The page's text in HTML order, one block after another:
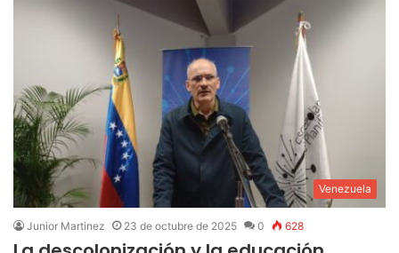
Venezuela
Junior Martinez 23 de octubre de 2025 0 628